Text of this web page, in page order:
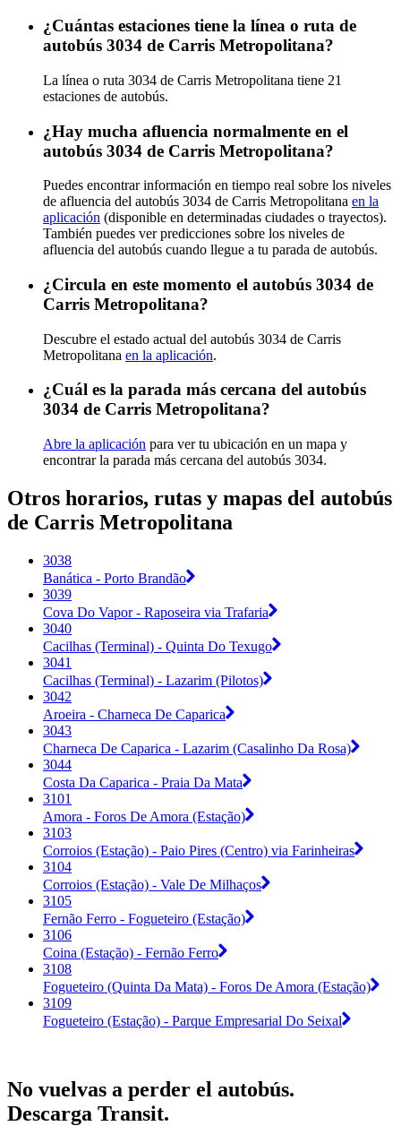
¿Cuántas estaciones tiene la línea o ruta de
autobús 3034 de Carris Metropolitana?
La línea o ruta 3034 de Carris Metropolitana tiene 21
estaciones de autobús.
¿Hay mucha afluencia normalmente en el
autobús 3034 de Carris Metropolitana?
Puedes encontrar información en tiempo real sobre los niveles
de afluencia del autobús 3034 de Carris Metropolitana en la
aplicación (disponible en determinadas ciudades o trayectos).
También puedes ver predicciones sobre los niveles de
afluencia del autobús cuando llegue a tu parada de autobús.
¿Circula en este momento el autobús 3034 de
Carris Metropolitana?
Descubre el estado actual del autobús 3034 de Carris
Metropolitana en la aplicación.
¿Cuál es la parada más cercana del autobús
3034 de Carris Metropolitana?
Abre la aplicación para ver tu ubicación en un mapa y
encontrar la parada más cercana del autobús 3034.
Otros horarios, rutas y mapas del autobús
de Carris Metropolitana
3038
Banática - Porto Brandão
3039
Cova Do Vapor - Raposeira via Trafaria
3040
Cacilhas (Terminal) - Quinta Do Texugo
3041
Cacilhas (Terminal) - Lazarim (Pilotos)
3042
Aroeira - Charneca De Caparica
3043
Charneca De Caparica - Lazarim (Casalinho Da Rosa)
3044
Costa Da Caparica - Praia Da Mata
3101
Amora - Foros De Amora (Estação)
3103
Corroios (Estação) - Paio Pires (Centro) via Farinheiras
3104
Corroios (Estação) - Vale De Milhaços
3105
Fernão Ferro - Fogueteiro (Estação)
3106
Coina (Estação) - Fernão Ferro
3108
Fogueteiro (Quinta Da Mata) - Foros De Amora (Estação)
3109
Fogueteiro (Estação) - Parque Empresarial Do Seixal
No vuelvas a perder el autobús.
Descarga Transit.